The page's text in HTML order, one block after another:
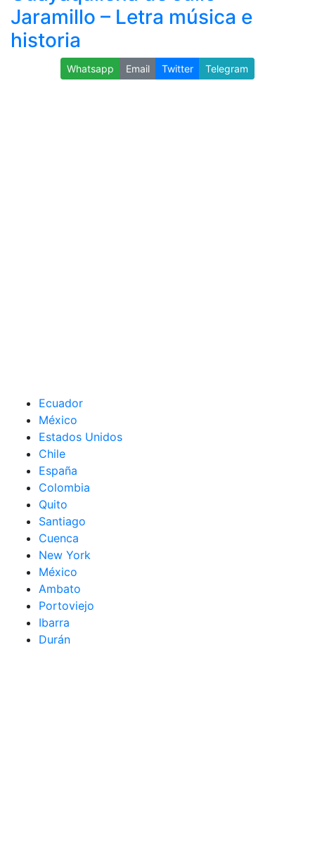
Jaramillo – Letra música e
historia
Whatsapp Email Twitter Telegram
Ecuador
México
Estados Unidos
Chile
España
Colombia
Quito
Santiago
Cuenca
New York
México
Ambato
Portoviejo
Ibarra
Durán